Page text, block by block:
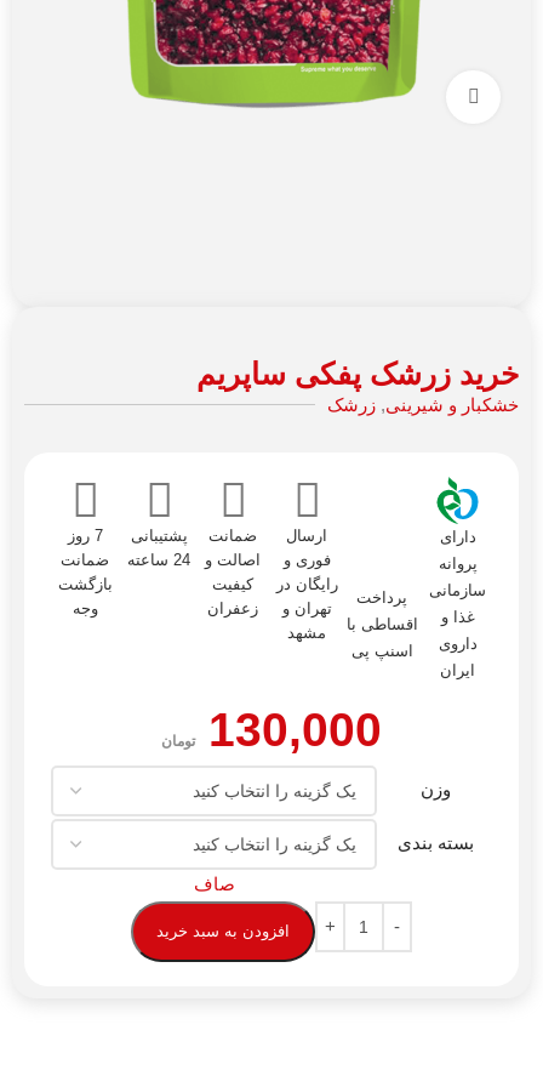
برای بزرگنمایی کلیک کنید
خرید زرشک پفکی ساپریم
خشکبار و شیرینی, زرشک
دارای
پروانه
سازمانی
غذا و
داروی
ایران
پرداخت
اقساطی با
اسنپ پی
ارسال
فوری و
رایگان در
تهران و
مشهد
ضمانت
اصالت و
کیفیت
زعفران
پشتیبانی
24 ساعته
7 روز
ضمانت
بازگشت
وجه
130,000 تومان
وزن
بسته بندی
صاف
افزودن به سبد خرید